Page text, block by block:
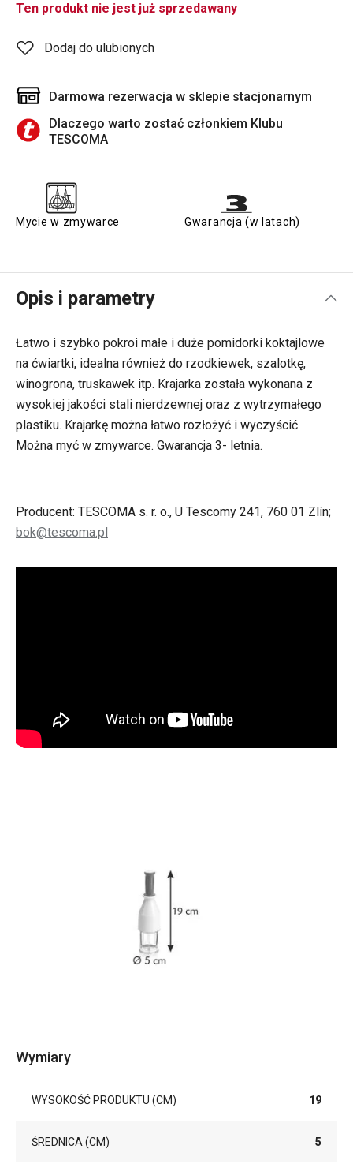
Ten produkt nie jest już sprzedawany
Dodaj do ulubionych
Darmowa rezerwacja w sklepie stacjonarnym
Dlaczego warto zostać członkiem Klubu
TESCOMA
Mycie w zmywarce Gwarancja (w latach)
Opis i parametry
Łatwo i szybko pokroi małe i duże pomidorki koktajlowe
na ćwiartki, idealna również do rzodkiewek, szalotkę,
winogrona, truskawek itp. Krajarka została wykonana z
wysokiej jakości stali nierdzewnej oraz z wytrzymałego
plastiku. Krajarkę można łatwo rozłożyć i wyczyścić.
Można myć w zmywarce. Gwarancja 3- letnia.
Producent: TESCOMA s. r. o., U Tescomy 241, 760 01 Zlín;
bok@tescoma.pl
Wymiary
WYSOKOŚĆ PRODUKTU (CM) 19
ŚREDNICA (CM) 5